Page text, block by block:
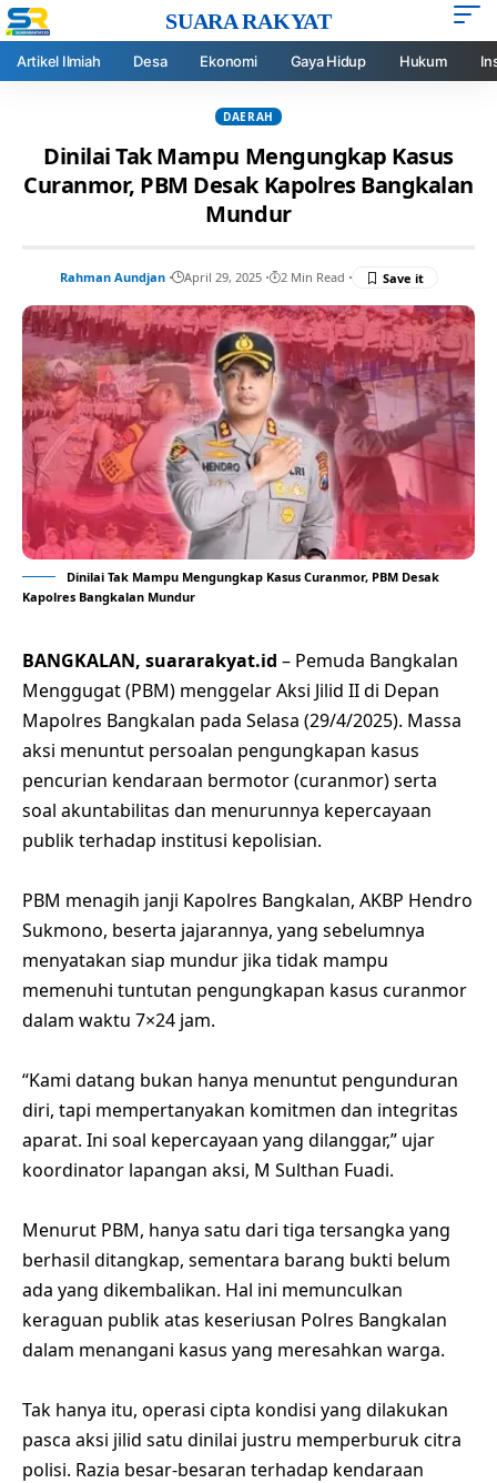
SUARA RAKYAT
Artikel Ilmiah Desa Ekonomi Gaya Hidup Hukum
DAERAH
Dinilai Tak Mampu Mengungkap Kasus
Curanmor, PBM Desak Kapolres Bangkalan
Mundur
Rahman Aundjan April 29, 2025 2 Min Read
Dinilai Tak Mampu Mengungkap Kasus Curanmor, PBM Desak
Kapolres Bangkalan Mundur
BANGKALAN, suararakyat.id – Pemuda Bangkalan
Menggugat (PBM) menggelar Aksi Jilid II di Depan
Mapolres Bangkalan pada Selasa (29/4/2025). Massa
aksi menuntut persoalan pengungkapan kasus
pencurian kendaraan bermotor (curanmor) serta
soal akuntabilitas dan menurunnya kepercayaan
publik terhadap institusi kepolisian.
PBM menagih janji Kapolres Bangkalan, AKBP Hendro
Sukmono, beserta jajarannya, yang sebelumnya
menyatakan siap mundur jika tidak mampu
memenuhi tuntutan pengungkapan kasus curanmor
dalam waktu 7×24 jam.
“Kami datang bukan hanya menuntut pengunduran
diri, tapi mempertanyakan komitmen dan integritas
aparat. Ini soal kepercayaan yang dilanggar,” ujar
koordinator lapangan aksi, M Sulthan Fuadi.
Menurut PBM, hanya satu dari tiga tersangka yang
berhasil ditangkap, sementara barang bukti belum
ada yang dikembalikan. Hal ini memunculkan
keraguan publik atas keseriusan Polres Bangkalan
dalam menangani kasus yang meresahkan warga.
Tak hanya itu, operasi cipta kondisi yang dilakukan
pasca aksi jilid satu dinilai justru memperburuk citra
polisi. Razia besar-besaran terhadap kendaraan